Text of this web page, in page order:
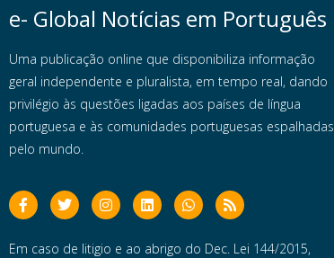
e- Global Notícias em Português
Uma publicação online que disponibiliza informação
geral independente e pluralista, em tempo real, dando
privilégio às questões ligadas aos países de língua
portuguesa e às comunidades portuguesas espalhadas
pelo mundo.
Em caso de litigio e ao abrigo do Dec. Lei 144/2015,